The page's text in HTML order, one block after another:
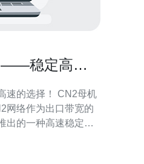
——稳定高速
！ CN2母机
网络作为出口带宽的
出的一种高速稳定的
香港作为一